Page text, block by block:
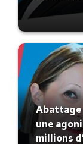
une
millions